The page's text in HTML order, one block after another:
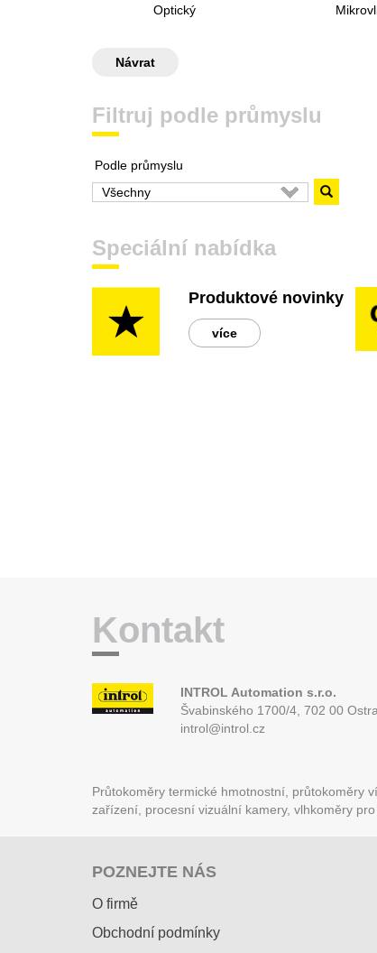
Optický
Návrat
Filtruj podle průmyslu
Podle průmyslu
Speciální nabídka
Produktové novinky
více
Kontakt
INTROL Automation s.r.o.
Švabinského 1700/4, 702 00
introl@introl.cz
Průtokoměry termické hmotnostní, průtokoměry
zařízení, procesní vizuální kamery, vlhkoměry
POZNEJTE NÁS
O firmě
Obchodní podmínky